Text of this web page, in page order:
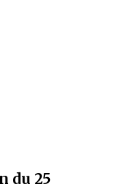
du 25